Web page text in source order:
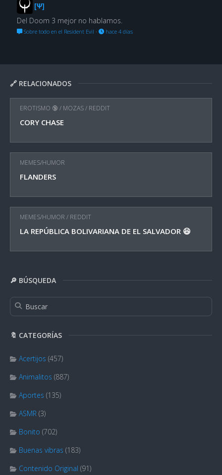
🔗 RELACIONADOS
EROTISMO 🔞/ MOZAS/ REDDIT
CORY CHASE
MEMES/HUMOR
FLANDERS
MEMES/HUMOR / REDDIT
LA REPÚBLICA BOLIVARIANA DE EL SALVADOR 😆
🔎 BÚSQUEDA
🔖 CATEGORÍAS
Acertijos (457)
Animalitos (887)
Aportes (135)
ASMR (3)
Bonito (702)
Buenas vibras (183)
Contenido Original (91)
[Ψ]
Del Doom 3 mejor no hablamos.
Sobre todo en el Resident Evil · hace 4 días